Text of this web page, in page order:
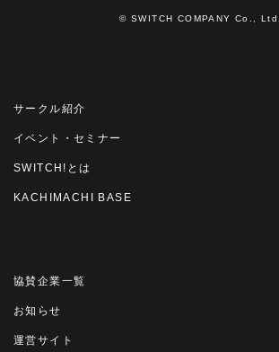
© SWITCH COMPANY Co., Ltd.
サークル紹介
イベント・セミナー
SWITCH!とは
KACHIMACHI BASE
協賛企業一覧
お知らせ
運営サイト